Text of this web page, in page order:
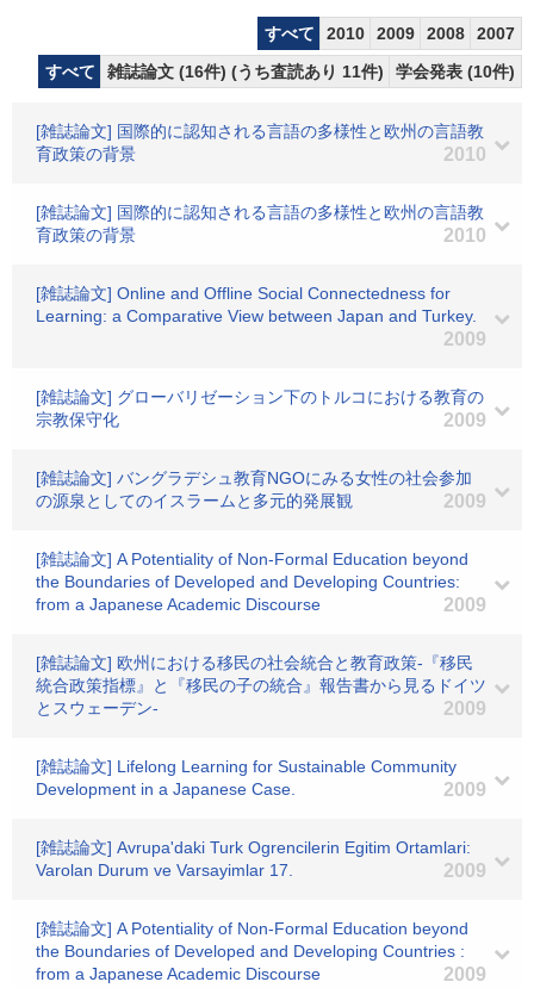
すべて 2010 2009 2008
2007
すべて
雑誌論文 (16件) (うち査読あり 11件) 学会発表 (10件)
[雑誌論文] 国際的に認知される言語の多様性と欧州の言語教
育政策の背景
2010
[雑誌論文] 国際的に認知される言語の多様性と欧州の言語教
育政策の背景
2010
[雑誌論文] Online and Offline Social Connectedness for
Learning: a Comparative View between Japan and Turkey.
2009
[雑誌論文] グローバリゼーション下のトルコにおける教育の
宗教保守化
2009
[雑誌論文] バングラデシュ教育NGOにみる女性の社会参加
の源泉としてのイスラームと多元的発展観
2009
[雑誌論文] A Potentiality of Non-Formal Education beyond
the Boundaries of Developed and Developing Countries:
from a Japanese Academic Discourse
2009
[雑誌論文] 欧州における移民の社会統合と教育政策-『移民
統合政策指標』と『移民の子の統合』報告書から見るドイツ
とスウェーデン-
2009
[雑誌論文] Lifelong Learning for Sustainable Community
Development in a Japanese Case.
2009
[雑誌論文] Avrupa'daki Turk Ogrencilerin Egitim Ortamlari:
Varolan Durum ve Varsayimlar 17.
2009
[雑誌論文] A Potentiality of Non-Formal Education beyond
the Boundaries of Developed and Developing Countries :
from a Japanese Academic Discourse
2009